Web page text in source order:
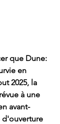
que Dune:
en
2025, la
à une
avant-
d'ouverture